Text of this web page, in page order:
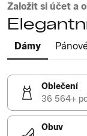
Založit si účet a
Dámy
Oblečení
36 564+
Obuv